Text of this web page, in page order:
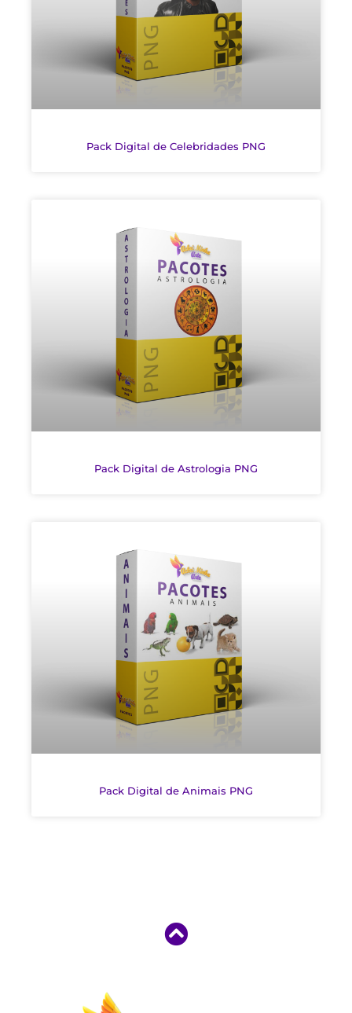
Pack Digital de Celebridades PNG
Pack Digital de Astrologia PNG
Pack Digital de Animais PNG